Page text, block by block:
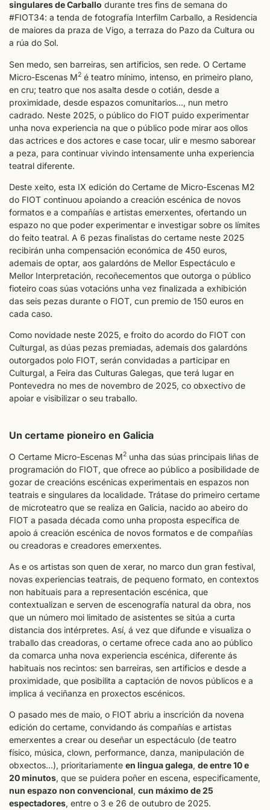
singulares de Carballo durante tres fins de semana do
#FIOT34: a tenda de fotografía Interfilm Carballo, a Residencia
de maiores da praza de Vigo, a terraza do Pazo da Cultura ou
a rúa do Sol.
Sen medo, sen barreiras, sen artificios, sen rede. O Certame
Micro-Escenas M2 é teatro mínimo, intenso, en primeiro plano,
en cru; teatro que nos asalta desde o cotián, desde a
proximidade, desde espazos comunitarios…, nun metro
cadrado. Neste 2025, o público do FIOT puido experimentar
unha nova experiencia na que o público pode mirar aos ollos
das actrices e dos actores e case tocar, ulir e mesmo saborear
a peza, para continuar vivindo intensamente unha experiencia
teatral diferente.
Deste xeito, esta IX edición do Certame de Micro-Escenas M2
do FIOT continuou apoiando a creación escénica de novos
formatos e a compañías e artistas emerxentes, ofertando un
espazo no que poder experimentar e investigar sobre os límites
do feito teatral. A 6 pezas finalistas do certame neste 2025
recibirán unha compensación económica de 450 euros,
ademais de optar, aos galardóns de Mellor Espectáculo e
Mellor Interpretación, recoñecementos que outorga o público
fioteiro coas súas votacións unha vez finalizada a exhibición
das seis pezas durante o FIOT, cun premio de 150 euros en
cada caso.
Como novidade neste 2025, e froito do acordo do FIOT con
Culturgal, as dúas pezas premiadas, ademais dos galardóns
outorgados polo FIOT, serán convidadas a participar en
Culturgal, a Feira das Culturas Galegas, que terá lugar en
Pontevedra no mes de novembro de 2025, co obxectivo de
apoiar e visibilizar o seu traballo.
Un certame pioneiro en Galicia
O Certame Micro-Escenas M2 unha das súas principais liñas de
programación do FIOT, que ofrece ao público a posibilidade de
gozar de creacións escénicas experimentais en espazos non
teatrais e singulares da localidade. Trátase do primeiro certame
de microteatro que se realiza en Galicia, nacido ao abeiro do
FIOT a pasada década como unha proposta específica de
apoio á creación escénica de novos formatos e de compañías
ou creadoras e creadores emerxentes.
As e os artistas son quen de xerar, no marco dun gran festival,
novas experiencias teatrais, de pequeno formato, en contextos
non habituais para a representación escénica, que
contextualizan e serven de escenografía natural da obra, nos
que un número moi limitado de asistentes se sitúa a curta
distancia dos intérpretes. Así, á vez que difunde e visualiza o
traballo das creadoras, o certame ofrece cada ano ao público
da comarca unha nova experiencia escénica, diferente ás
habituais nos recintos: sen barreiras, sen artificios e desde a
proximidade, que posibilita a captación de novos públicos e a
implica á veciñanza en proxectos escénicos.
O pasado mes de maio, o FIOT abriu a inscrición da novena
edición do certame, convidando ás compañías e artistas
emerxentes a crear ou deseñar un espectáculo (de teatro
físico, música, clown, performance, danza, manipulación de
obxectos…), prioritariamente en lingua galega, de entre 10 e
20 minutos, que se puidera poñer en escena, especificamente,
nun espazo non convencional, cun máximo de 25
espectadores, entre o 3 e 26 de outubro de 2025.